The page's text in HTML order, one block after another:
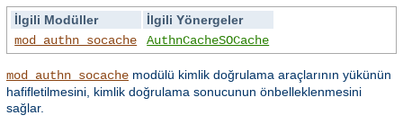
İlgili Modüller
İlgili Yönergeler
mod_authn_socache
AuthnCacheSOCache
mod_authn_socache modülü kimlik doğrulama araçlarının yükünün
hafifletilmesini, kimlik doğrulama sonucunun önbelleklenmesini
sağlar.